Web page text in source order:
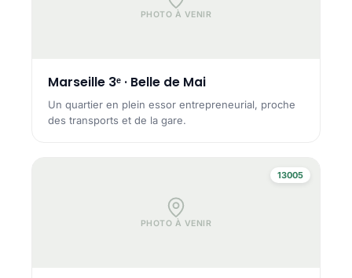
PHOTO À VENIR
Marseille 3ᵉ · Belle de Mai
Un quartier en plein essor entrepreneurial, proche
des transports et de la gare.
PHOTO À VENIR
13005